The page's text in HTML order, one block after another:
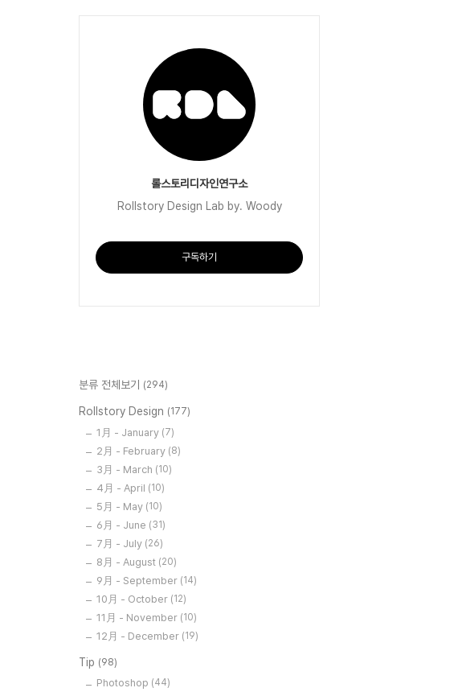
롤스토리디자인연구소
Rollstory Design Lab by. Woody
구독하기
분류 전체보기 (294)
Rollstory Design (177)
1月 - January (7)
2月 - February (8)
3月 - March (10)
4月 - April (10)
5月 - May (10)
6月 - June (31)
7月 - July (26)
8月 - August (20)
9月 - September (14)
10月 - October (12)
11月 - November (10)
12月 - December (19)
Tip (98)
Photoshop (44)